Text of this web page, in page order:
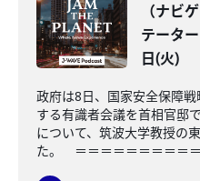
（ナビ
テータ
日(火)
政府は8日、国家安全保障
する有識者会議を首相官邸
について、筑波大学教授の
た。 ＝＝＝＝＝＝＝＝＝